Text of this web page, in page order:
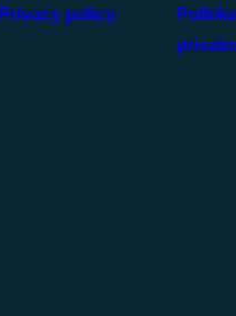
Privacy policy